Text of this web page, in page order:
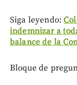
Siga leyendo:
indemnizar a
balance de la
Bloque de